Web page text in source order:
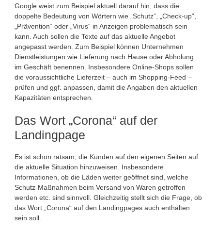
Google weist zum Beispiel aktuell darauf hin, dass die
doppelte Bedeutung von Wörtern wie „Schutz“, „Check-up“,
„Prävention“ oder „Virus“ in Anzeigen problematisch sein
kann. Auch sollen die Texte auf das aktuelle Angebot
angepasst werden. Zum Beispiel können Unternehmen
Dienstleistungen wie Lieferung nach Hause oder Abholung
im Geschäft benennen. Insbesondere Online-Shops sollen
die voraussichtliche Lieferzeit – auch im Shopping-Feed –
prüfen und ggf. anpassen, damit die Angaben den aktuellen
Kapazitäten entsprechen.
Das Wort „Corona“ auf der
Landingpage
Es ist schon ratsam, die Kunden auf den eigenen Seiten auf
die aktuelle Situation hinzuweisen. Insbesondere
Informationen, ob die Läden weiter geöffnet sind, welche
Schutz-Maßnahmen beim Versand von Waren getroffen
werden etc. sind sinnvoll. Gleichzeitig stellt sich die Frage, ob
das Wort „Corona“ auf den Landingpages auch enthalten
sein soll.